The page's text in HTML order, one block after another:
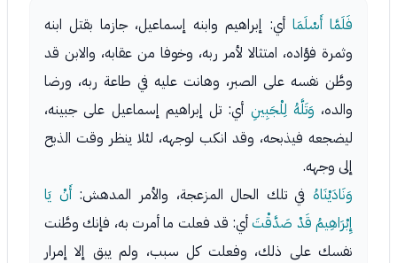
فَلَمَّا أَسْلَمَا أي: إبراهيم وابنه إسماعيل، جازما بقتل ابنه
وثمرة فؤاده، امتثالا لأمر ربه، وخوفا من عقابه، والابن قد
وطَّن نفسه على الصبر، وهانت عليه في طاعة ربه، ورضا
والده، وَتَلَّهُ لِلْجَبِينِ أي: تل إبراهيم إسماعيل على جبينه،
ليضجعه فيذبحه، وقد انكب لوجهه، لئلا ينظر وقت الذبح
إلى وجهه.
وَنَادَيْنَاهُ في تلك الحال المزعجة، والأمر المدهش:أَنْ يَا
إِبْرَاهِيمُ قَدْ صَدَّقْتَ أي: قد فعلت ما أمرت به، فإنك وطَّنت
نفسك على ذلك، وفعلت كل سبب، ولم يبق إلا إمرار